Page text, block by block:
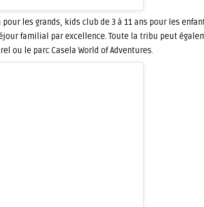
les grands, kids club de 3 à 11 ans pour les
familial par excellence. Toute la tribu peut
ou le parc Casela World of Adventures.